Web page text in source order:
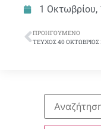
1 Οκτωβρίου,
ΠΡΟΗΓΟΎΜΕΝΟ
ΤΕΥΧΟΣ 40 ΟΚΤΩΒΡΙΟΣ